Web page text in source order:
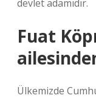
devlet adamıdır.
Fuat
Ülkemizde